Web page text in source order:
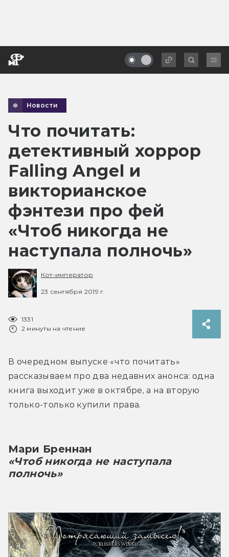
Новости
Что почитать:
детективный хоррор
Falling Angel и
викторианское
фэнтези про фей
«Чтоб никогда не
наступала полночь»
Кот-император
23 сентября 2019 г.
1331
2 минуты на чтение
В очередном выпуске «что почитать»
рассказываем про два недавних анонса: одна
книга выходит уже в октябре, а на вторую
только-только купили права.
Мари Бреннан
«Чтоб никогда не наступала
полночь»